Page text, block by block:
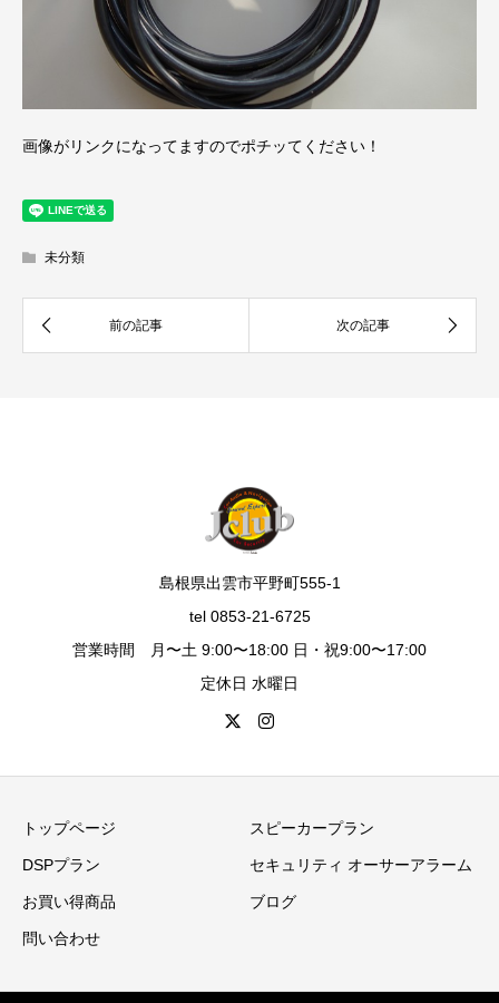
画像がリンクになってますのでポチッてください！
未分類
島根県出雲市平野町555-1
tel 0853-21-6725
営業時間 月〜土 9:00〜18:00 日・祝9:00〜17:00
定休日 水曜日
トップページ スピーカープラン
DSPプラン セキュリティ オーサーアラーム
お買い得商品 ブログ
問い合わせ